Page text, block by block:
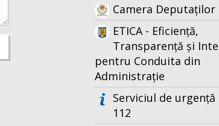
Camera Deputaților
ETICA - Eficiență,
Transparență și
pentru Conduita din
Administrație
Serviciul de urgență
112